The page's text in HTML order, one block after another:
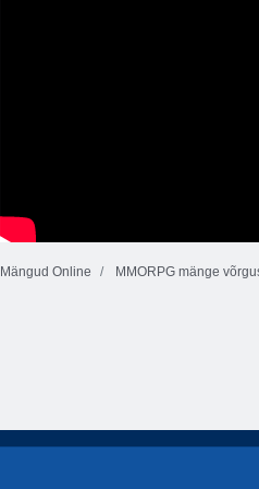
Mängud Online MMORPG mänge